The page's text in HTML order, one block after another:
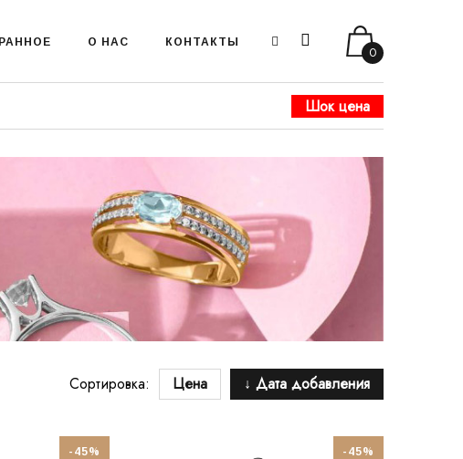
0
О НАС КОНТАКТЫ
Шок цена
Сортировка: Цена ↓ Дата добавления
-45% -45%